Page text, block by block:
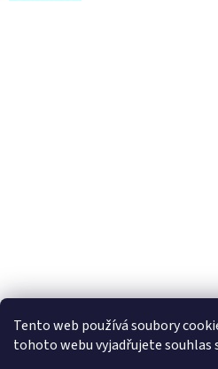
Tento web používá soubory
tohoto webu vyjadřujete souhlas